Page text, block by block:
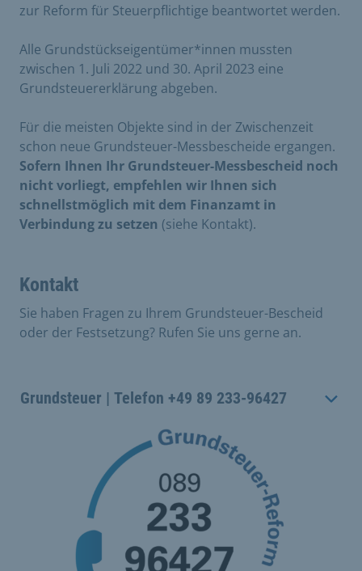
zur Reform für Steuerpflichtige beantwortet werden.
Alle Grundstückseigentümer*innen mussten
zwischen 1. Juli 2022 und 30. April 2023 eine
Grundsteuererklärung abgeben.
Für die meisten Objekte sind in der Zwischenzeit
schon neue Grundsteuer-Messbescheide ergangen.
Sofern Ihnen Ihr Grundsteuer-Messbescheid noch
nicht vorliegt, empfehlen wir Ihnen sich
schnellstmöglich mit dem Finanzamt in
Verbindung zu setzen (siehe Kontakt).
Kontakt
Sie haben Fragen zu Ihrem Grundsteuer-Bescheid
oder der Festsetzung? Rufen Sie uns gerne an.
Grundsteuer | Telefon +49 89 233-96427